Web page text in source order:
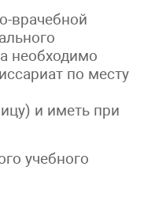
врачебной
необходимо
по месту
и иметь при
учебного